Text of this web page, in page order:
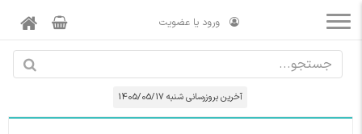
ورود یا عضویت
آخرین بروزرسانی شنبه 1405/05/17